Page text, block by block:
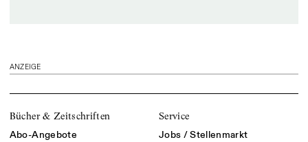
ANZEIGE
Bücher & Zeitschriften
Abo-Angebote
Service
Jobs / Stellenmarkt